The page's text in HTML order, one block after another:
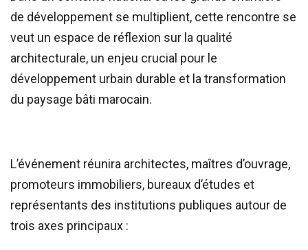
de développement se multiplient, cette rencontre se
veut un espace de réflexion sur la qualité
architecturale, un enjeu crucial pour le
développement urbain durable et la transformation
du paysage bâti marocain.
L’événement réunira architectes, maîtres d’ouvrage,
promoteurs immobiliers, bureaux d’études et
représentants des institutions publiques autour de
trois axes principaux :